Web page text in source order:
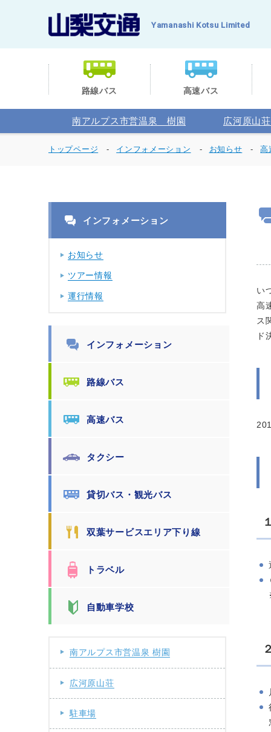
Yamanashi Kotsu Limited
路線バス 高速バス
南アルプス市営温泉 樹園 広河原山荘
トップページ インフォメーション お知らせ 高
い
高
ス
ド
インフォメーション
お知らせ
ツアー情報
運行情報
インフォメーション
路線バス
高速バス
タクシー
貸切バス・観光バス
双葉サービスエリア下り線
トラベル
自動車学校
南アルプス市営温泉 樹園
広河原山荘
駐車場